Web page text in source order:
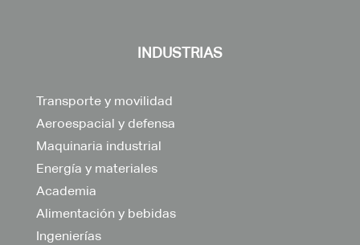
INDUSTRIAS
Transporte y movilidad
Aeroespacial y defensa
Maquinaria industrial
Energía y materiales
Academia
Alimentación y bebidas
Ingenierías